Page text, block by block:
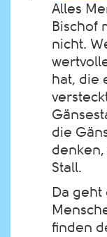
Alles
Bischof
nicht.
hat, die
die
denken,
Stall.
Da geht
finden